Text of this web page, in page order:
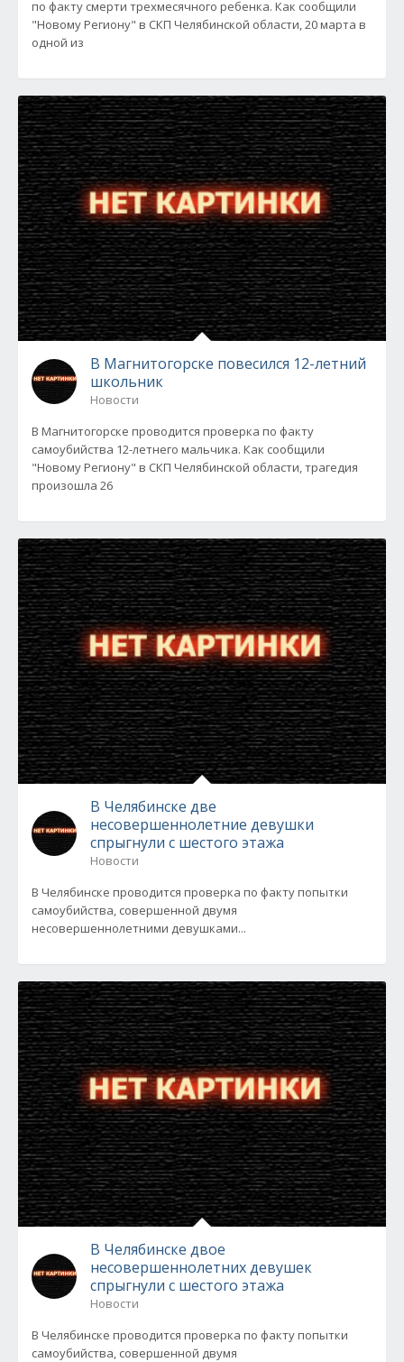
по факту смерти трехмесячного ребенка. Как сообщили
"Новому Региону" в СКП Челябинской области, 20 марта в
одной из
В Магнитогорске повесился 12-летний
школьник
Новости
В Магнитогорске проводится проверка по факту
самоубийства 12-летнего мальчика. Как сообщили
"Новому Региону" в СКП Челябинской области, трагедия
произошла 26
В Челябинске две
несовершеннолетние девушки
спрыгнули с шестого этажа
Новости
В Челябинске проводится проверка по факту попытки
самоубийства, совершенной двумя
несовершеннолетними девушками...
В Челябинске двое
несовершеннолетних девушек
спрыгнули с шестого этажа
Новости
В Челябинске проводится проверка по факту попытки
самоубийства, совершенной двумя